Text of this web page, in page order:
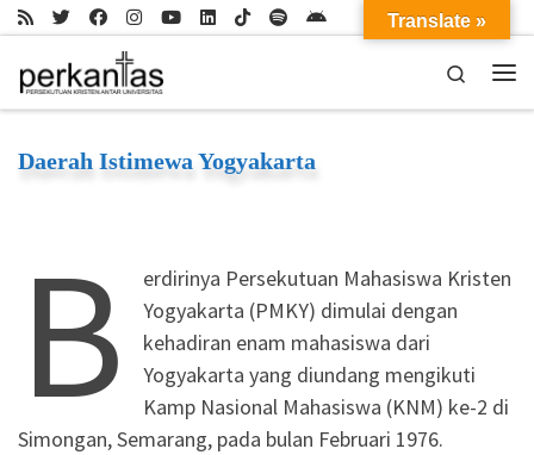
Skip to content
Search
Daerah Istimewa Yogyakarta
B
erdirinya Persekutuan Mahasiswa Kristen
Yogyakarta (PMKY) dimulai dengan
kehadiran enam mahasiswa dari
Yogyakarta yang diundang mengikuti
Kamp Nasional Mahasiswa (KNM) ke-2 di
Simongan, Semarang, pada bulan Februari 1976.
Translate »